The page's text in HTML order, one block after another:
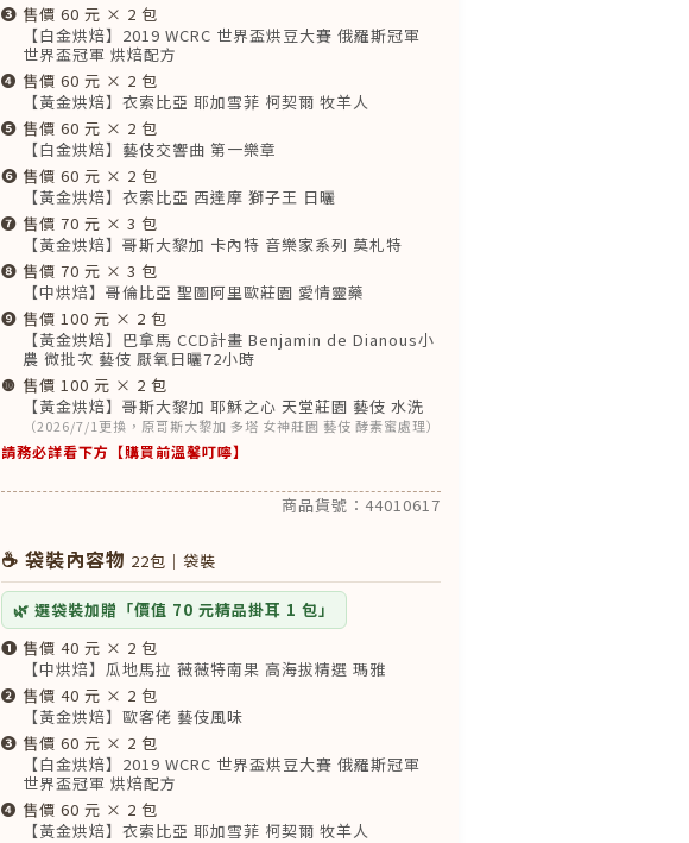
❸ 售價 60 元 × 2 包
【白金烘焙】2019 WCRC 世界盃烘豆大賽 俄羅斯冠軍
世界盃冠軍 烘焙配方
❹ 售價 60 元 × 2 包
【黃金烘焙】衣索比亞 耶加雪菲 柯契爾 牧羊人
❺ 售價 60 元 × 2 包
【白金烘焙】藝伎交響曲 第一樂章
❻ 售價 60 元 × 2 包
【黃金烘焙】衣索比亞 西達摩 獅子王 日曬
❼ 售價 70 元 × 3 包
【黃金烘焙】哥斯大黎加 卡內特 音樂家系列 莫札特
❽ 售價 70 元 × 3 包
【中烘焙】哥倫比亞 聖圖阿里歐莊園 愛情靈藥
❾ 售價 100 元 × 2 包
【黃金烘焙】巴拿馬 CCD計畫 Benjamin de Dianous小
農 微批次 藝伎 厭氧日曬72小時
❿ 售價 100 元 × 2 包
【黃金烘焙】哥斯大黎加 耶穌之心 天堂莊園 藝伎 水洗
（2026/7/1更換，原哥斯大黎加 多塔 女神莊園 藝伎 酵素蜜處理）
請務必詳看下方【購買前溫馨叮嚀】
商品貨號：44010617
☕ 袋裝內容物 22包｜袋裝
🌿 選袋裝加贈「價值 70 元精品掛耳 1 包」
❶ 售價 40 元 × 2 包
【中烘焙】瓜地馬拉 薇薇特南果 高海拔精選 瑪雅
❷ 售價 40 元 × 2 包
【黃金烘焙】歐客佬 藝伎風味
❸ 售價 60 元 × 2 包
【白金烘焙】2019 WCRC 世界盃烘豆大賽 俄羅斯冠軍
世界盃冠軍 烘焙配方
❹ 售價 60 元 × 2 包
【黃金烘焙】衣索比亞 耶加雪菲 柯契爾 牧羊人